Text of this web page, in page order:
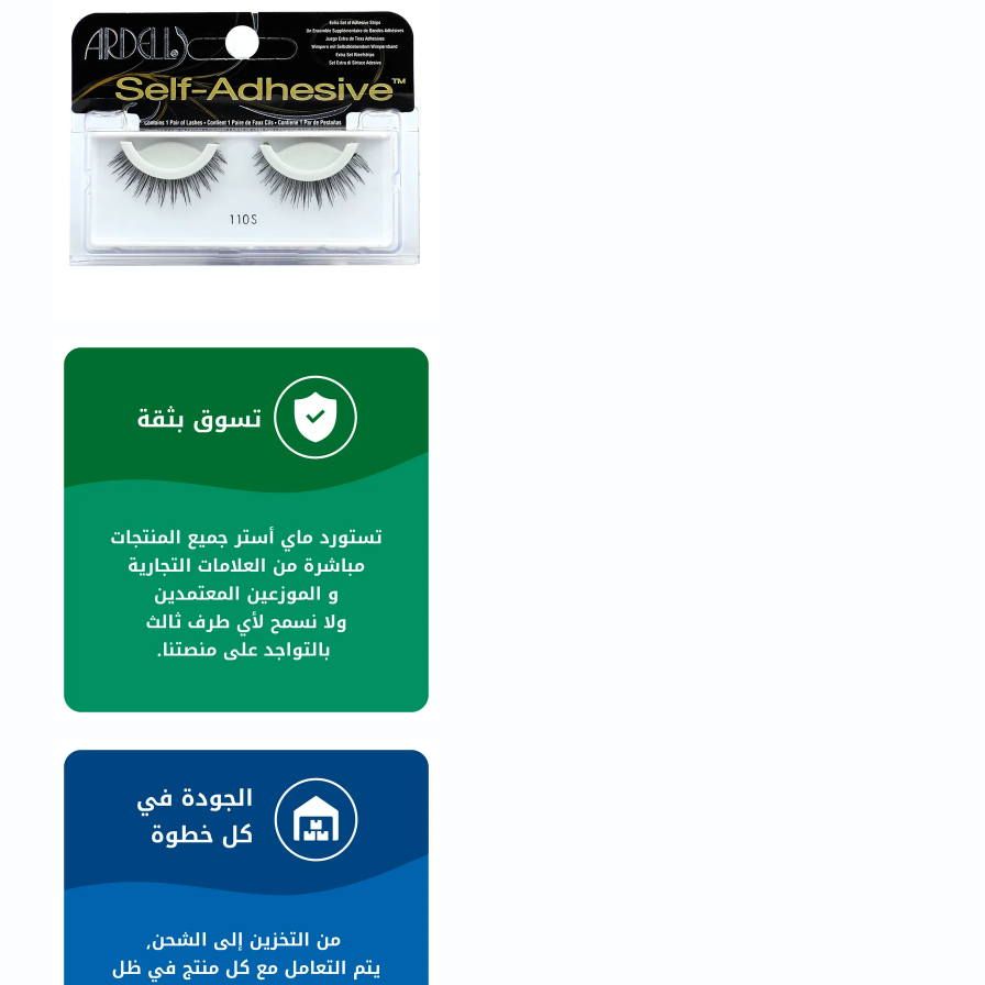
خسارة
الوزن
فحص
صحي
روتيني
باقة
القلب
الصحي
Original
الصحية
والشعر
والمفاصل
المخ
والذاكرة
صحة
القلب
مرضى
السكري
دعم
الكلى
والمسالك
دعم
الكبد
صحة